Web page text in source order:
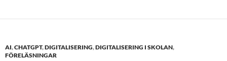
AI,CHATGPT,DIGITALISERING,DIGITALISERING I SKOLAN,
FÖRELÄSNINGAR